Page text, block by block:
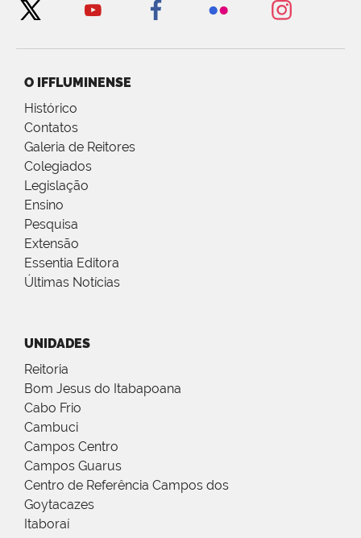
O IFFLUMINENSE
Histórico
Contatos
Galeria de Reitores
Colegiados
Legislação
Ensino
Pesquisa
Extensão
Essentia Editora
Últimas Notícias
UNIDADES
Reitoria
Bom Jesus do Itabapoana
Cabo Frio
Cambuci
Campos Centro
Campos Guarus
Centro de Referência Campos dos
Goytacazes
Itaboraí